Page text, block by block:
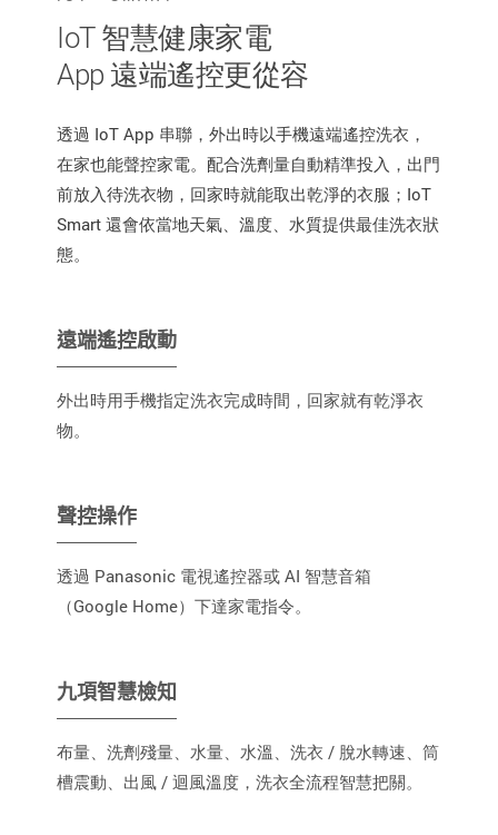
IoT 智慧健康家電
App 遠端遙控更從容
透過 IoT App 串聯，外出時以手機遠端遙控洗衣，
在家也能聲控家電。配合洗劑量自動精準投入，出門
前放入待洗衣物，回家時就能取出乾淨的衣服；IoT
Smart 還會依當地天氣、溫度、水質提供最佳洗衣狀
態。
遠端遙控啟動
外出時用手機指定洗衣完成時間，回家就有乾淨衣
物。
聲控操作
透過 Panasonic 電視遙控器或 AI 智慧音箱
（Google Home）下達家電指令。
九項智慧檢知
布量、洗劑殘量、水量、水溫、洗衣 / 脫水轉速、筒
槽震動、出風 / 迴風溫度，洗衣全流程智慧把關。